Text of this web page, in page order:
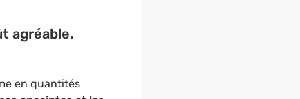
agréable.
en quantités